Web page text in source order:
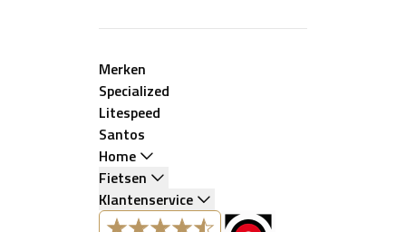
Merken
Specialized
Litespeed
Santos
Home
Fietsen
Klantenservice